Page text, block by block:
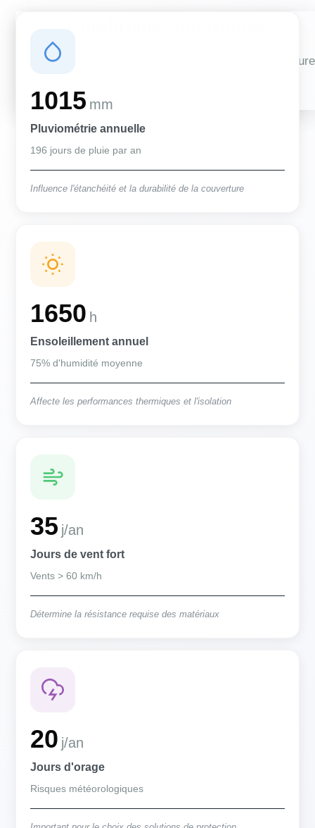
Des conditions qui influencent vos travaux de couverture
1015 mm
Pluviométrie annuelle
196 jours de pluie par an
Influence l'étanchéité et la durabilité de la couverture
1650 h
Ensoleillement annuel
75% d'humidité moyenne
Affecte les performances thermiques et l'isolation
35 j/an
Jours de vent fort
Vents > 60 km/h
Détermine la résistance requise des matériaux
20 j/an
Jours d'orage
Risques météorologiques